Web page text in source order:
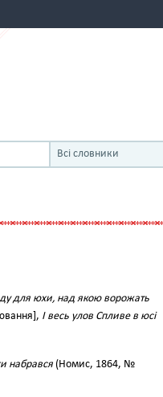
Всі словники
для юхи, над якою ворожать
І весь улов Спливе в юсі
набрався (Номис, 1864, №